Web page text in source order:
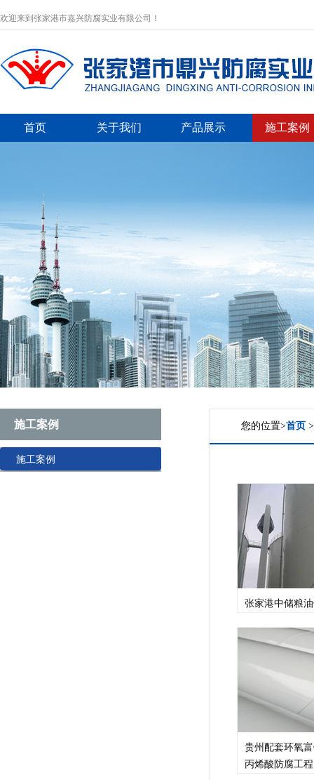
欢迎来到张家港市嘉兴防腐实业有限公司！
首页 关于我们 产品展示 施工案例
施工案例
施工案例
您的位置>首页
张家港中储粮
贵州配套环氧
丙烯酸防腐工程